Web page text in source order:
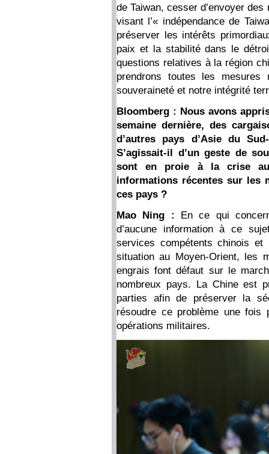
de Taiwan, cesser d’envoyer
visant l’« indépendance de
préserver les intérêts
paix et la stabilité dans le
questions relatives à la région
prendrons toutes les mesures
souveraineté et notre intégrité
Bloomberg : Nous avons
semaine dernière, des
d’autres pays d’Asie du
S’agissait-il d’un geste de
sont en proie à la crise au
informations récentes sur les
ces pays ?
Mao Ning : En ce qui
d’aucune information à ce
services compétents chinois
situation au Moyen-Orient, les
engrais font défaut sur le
nombreux pays. La Chine est
parties afin de préserver la
résoudre ce problème une
opérations militaires.